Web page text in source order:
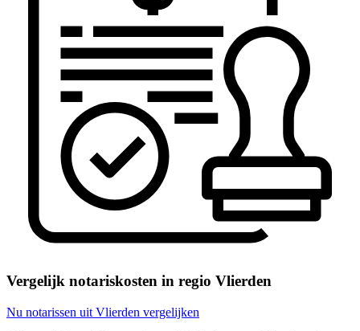
Vergelijk notariskosten in regio Vlierden
Nu notarissen uit Vlierden vergelijken